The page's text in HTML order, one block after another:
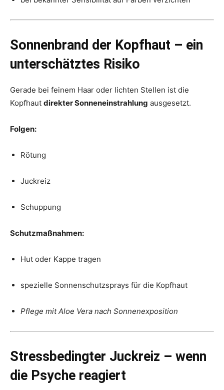
Sonnenbrand der Kopfhaut – ein
unterschätztes Risiko
Gerade bei feinem Haar oder lichten Stellen ist die
Kopfhaut direkter Sonneneinstrahlung ausgesetzt.
Folgen:
Rötung
Juckreiz
Schuppung
Schutzmaßnahmen:
Hut oder Kappe tragen
spezielle Sonnenschutzsprays für die Kopfhaut
Pflege mit Aloe Vera nach Sonnenexposition
Stressbedingter Juckreiz – wenn
die Psyche reagiert